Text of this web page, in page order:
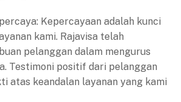
Kepercayaan adalah kunci
kami. Rajavisa telah
pelanggan dalam mengurus
Testimoni positif dari pelanggan
atas keandalan layanan yang kami